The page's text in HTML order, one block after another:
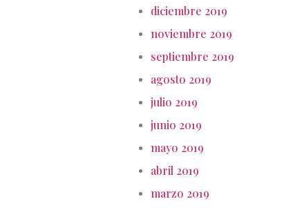
diciembre 2019
noviembre 2019
septiembre 2019
agosto 2019
julio 2019
junio 2019
mayo 2019
abril 2019
marzo 2019